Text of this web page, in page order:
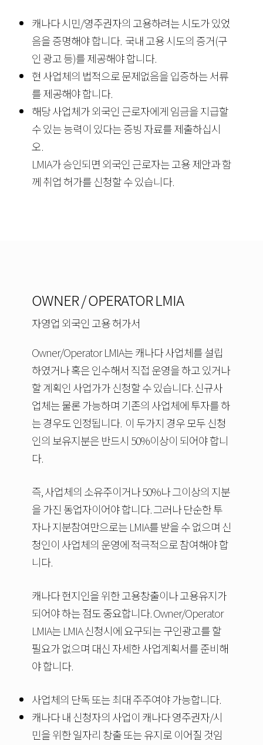
캐나다 시민/영주권자의 고용하려는 시도가 있었
음을 증명해야 합니다. 국내 고용 시도의 증거(구
인 광고 등)를 제공해야 합니다.
현 사업체의 법적으로 문제없음을 입증하는 서류
를 제공해야 합니다.
해당 사업체가 외국인 근로자에게 임금을 지급할
수 있는 능력이 있다는 증빙 자료를 제출하십시
오.
LMIA가 승인되면 외국인 근로자는 고용 제안과 함
께 취업 허가를 신청할 수 있습니다.
OWNER / OPERATOR LMIA
자영업 외국인 고용 허가서
Owner/Operator LMIA는 캐나다 사업체를 설립
하였거나 혹은 인수해서 직접 운영을 하고 있거나
할 계획인 사업가가 신청할 수 있습니다. 신규사
업체는 물론 가능하며 기존의 사업체에 투자를 하
는 경우도 인정됩니다. 이 두가지 경우 모두 신청
인의 보유지분은 반드시 50%이상이 되어야 합니
다.
즉, 사업체의 소유주이거나 50%나 그이상의 지분
을 가진 동업자이어야 합니다. 그러나 단순한 투
자나 지분참여만으로는 LMIA를 받을 수 없으며 신
청인이 사업체의 운영에 적극적으로 참여해야 합
니다.
캐나다 현지인을 위한 고용창출이나 고용유지가
되어야 하는 점도 중요합니다. Owner/Operator
LMIA는 LMIA 신청시에 요구되는 구인광고를 할
필요가 없으며 대신 자세한 사업계획서를 준비해
야 합니다.
사업체의 단독 또는 최대 주주여야 가능합니다.
캐나다 내 신청자의 사업이 캐나다 영주권자/시
민을 위한 일자리 창출 또는 유지로 이어질 것임